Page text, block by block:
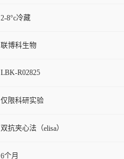
2-8°c冷藏
联博科生物
LBK-R02825
仅限科研实验
双抗夹心法（elisa）
6个月